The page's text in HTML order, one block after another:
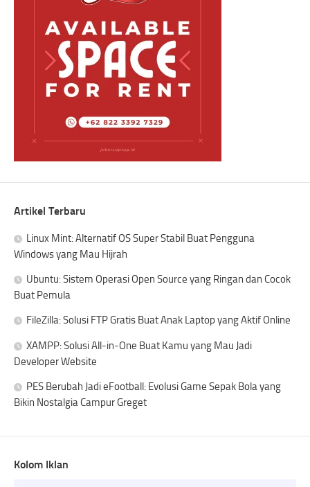
Artikel Terbaru
Linux Mint: Alternatif OS Super Stabil Buat Pengguna
Windows yang Mau Hijrah
Ubuntu: Sistem Operasi Open Source yang Ringan dan Cocok
Buat Pemula
FileZilla: Solusi FTP Gratis Buat Anak Laptop yang Aktif Online
XAMPP: Solusi All-in-One Buat Kamu yang Mau Jadi
Developer Website
PES Berubah Jadi eFootball: Evolusi Game Sepak Bola yang
Bikin Nostalgia Campur Greget
Kolom Iklan